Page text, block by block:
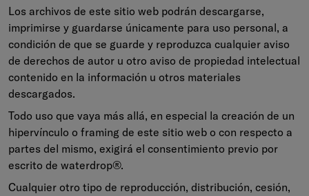
Los archivos de este sitio web podrán descargarse,
imprimirse y guardarse únicamente para uso personal, a
condición de que se guarde y reproduzca cualquier aviso
de derechos de autor u otro aviso de propiedad intelectual
contenido en la información u otros materiales
descargados.
Todo uso que vaya más allá, en especial la creación de un
hipervínculo o framing de este sitio web o con respecto a
partes del mismo, exigirá el consentimiento previo por
escrito de waterdrop®.
Cualquier otro tipo de reproducción, distribución, cesión,